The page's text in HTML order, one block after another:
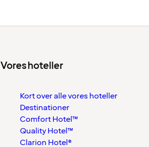
Vores hoteller
Kort over alle vores hoteller
Destinationer
Comfort Hotel™
Quality Hotel™
Clarion Hotel®